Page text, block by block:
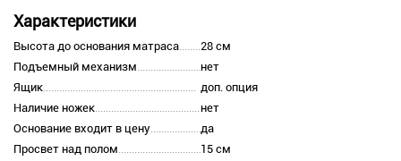
Характеристики
Высота до основания матраса
28 см
Подъемный механизм
нет
Ящик
доп. опция
Наличие ножек
нет
Основание входит в цену
да
Просвет над полом
15 см